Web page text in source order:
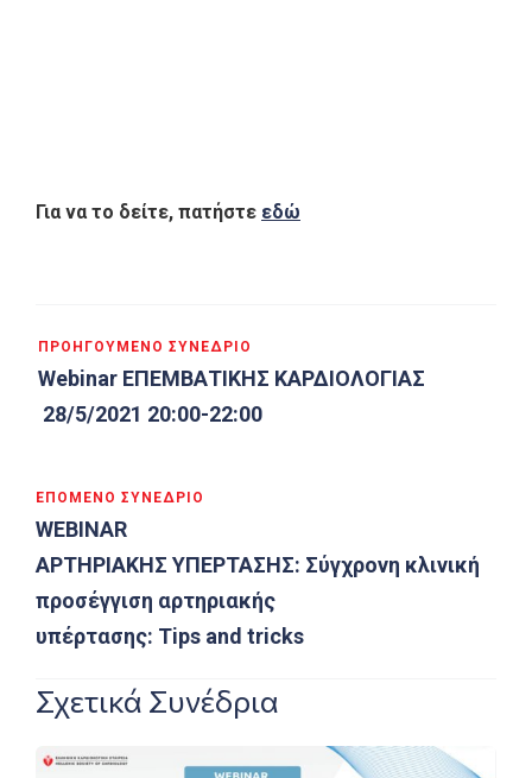
Για να το δείτε, πατήστε εδώ
άρθρων
ΠΡΟΗΓΟΎΜΕΝΟ ΣΥΝΈΔΡΙΟ
Webinar ΕΠΕΜΒΑΤΙΚΗΣ ΚΑΡΔΙΟΛΟΓΙΑΣ
28/5/2021 20:00-22:00
ΕΠΌΜΕΝΟ ΣΥΝΈΔΡΙΟ
WEBINAR
ΑΡΤΗΡΙΑΚΗΣ ΥΠΕΡΤΑΣΗΣ: Σύγχρονη κλινική
προσέγγιση αρτηριακής
υπέρτασης: Tips and tricks
Σχετικά Συνέδρια